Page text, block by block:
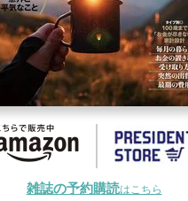
雑誌の予約購読はこちら